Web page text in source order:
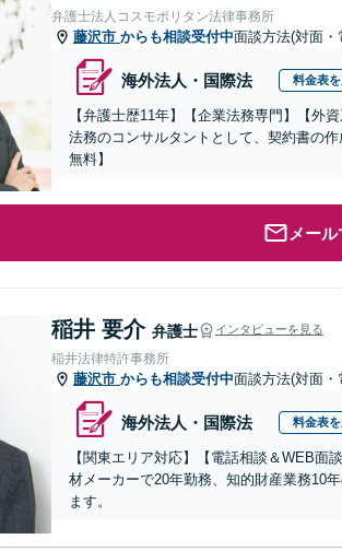
弁護士法人コスモポリタン法律事務所
藤沢市 からも相談受付中面談方法(対面
海外法人・国際法 料金表
【弁護士歴11年】【企業法務専門】【外
法務のコンサルタントとして、契約書の
無料】
メー
稲井 要介 弁護士 インタビューを見る
稲井法律特許事務所
藤沢市 からも相談受付中面談方法(対面
海外法人・国際法 料金表
【関東エリア対応】【電話相談＆WEB
材メーカーで20年勤務、知的財産業務10
ます。